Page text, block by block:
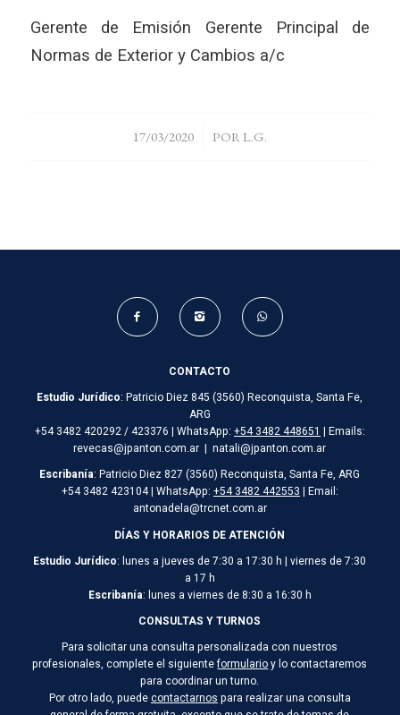
Gerente de Emisión Gerente Principal de
Normas de Exterior y Cambios a/c
17/03/2020
/ PORL.G.
CONTACTO
Estudio Jurídico: Patricio Diez 845 (3560) Reconquista, Santa Fe,
ARG
+54 3482 420292 / 423376 | WhatsApp: +54 3482 448651 | Emails:
revecas@jpanton.com.ar | natali@jpanton.com.ar
Escribanía: Patricio Diez 827 (3560) Reconquista, Santa Fe, ARG
+54 3482 423104 | WhatsApp: +54 3482 442553 | Email:
antonadela@trcnet.com.ar
DÍAS Y HORARIOS DE ATENCIÓN
Estudio Jurídico: lunes a jueves de 7:30 a 17:30 h | viernes de 7:30
a 17 h
Escribanía: lunes a viernes de 8:30 a 16:30 h
CONSULTAS Y TURNOS
Para solicitar una consulta personalizada con nuestros
profesionales, complete el siguienteformularioy lo contactaremos
para coordinar un turno.
Por otro lado, puedecontactarnos para realizar una consulta